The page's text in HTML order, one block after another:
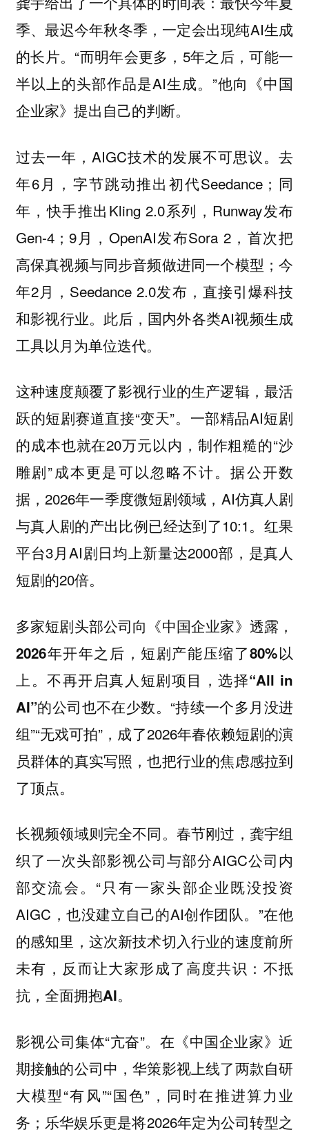
季、最迟今年秋冬季，一定会出现纯AI生成
的长片。“而明年会更多，5年之后，可能一
半以上的头部作品是AI生成。”他向《中国
企业家》提出自己的判断。
过去一年，AIGC技术的发展不可思议。去
年6月，字节跳动推出初代Seedance；同
年，快手推出Kling 2.0系列，Runway发布
Gen-4；9月，OpenAI发布Sora 2，首次把
高保真视频与同步音频做进同一个模型；今
年2月，Seedance 2.0发布，直接引爆科技
和影视行业。此后，国内外各类AI视频生成
工具以月为单位迭代。
这种速度颠覆了影视行业的生产逻辑，最活
跃的短剧赛道直接“变天”。一部精品AI短剧
的成本也就在20万元以内，制作粗糙的“沙
雕剧”成本更是可以忽略不计。据公开数
据，2026年一季度微短剧领域，AI仿真人剧
与真人剧的产出比例已经达到了10:1。红果
平台3月AI剧日均上新量达2000部，是真人
短剧的20倍。
多家短剧头部公司向《中国企业家》透露，
2026年开年之后，短剧产能压缩了80%以
上。不再开启真人短剧项目，选择“All in
AI”的公司也不在少数。 “持续一个多月没进
组”“无戏可拍”，成了2026年春依赖短剧的演
员群体的真实写照，也把行业的焦虑感拉到
了顶点。
长视频领域则完全不同。春节刚过，龚宇组
织了一次头部影视公司与部分AIGC公司内
部交流会。“只有一家头部企业既没投资
AIGC，也没建立自己的AI创作团队。”在他
的感知里，这次新技术切入行业的速度前所
未有，反而让大家形成了高度共识： 不抵
抗，全面拥抱AI。
影视公司集体“亢奋”。在《中国企业家》近
期接触的公司中，华策影视上线了两款自研
大模型“有风”“国色”，同时在推进算力业
务；乐华娱乐更是将2026年定为公司转型之